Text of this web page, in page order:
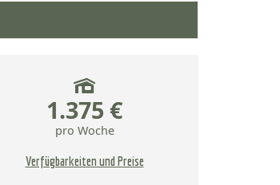
1.375 €
pro Woche
Verfügbarkeiten und Preise